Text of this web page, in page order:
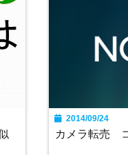
2014/09/24
カメラ転売